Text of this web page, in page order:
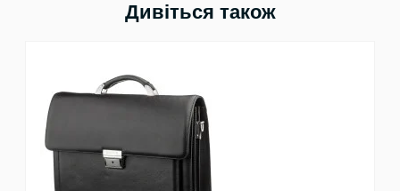
Дивіться також